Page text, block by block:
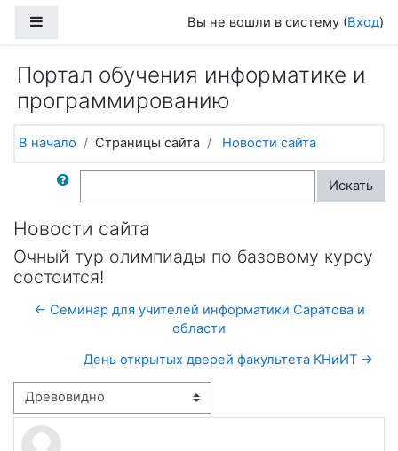
Вы не вошли в систему (Вход)
Портал обучения информатике и
программированию
В начало Страницы сайта Новости сайта
Поиск по форумам Искать
Новости сайта
Очный тур олимпиады по базовому курсу
состоится!
← Семинар для учителей информатики Саратова и
области
День открытых дверей факультета КНиИТ →
Режим отображения